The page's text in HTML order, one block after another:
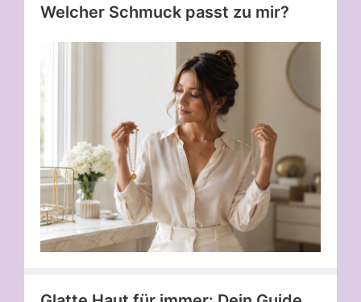
Welcher Schmuck passt zu mir?